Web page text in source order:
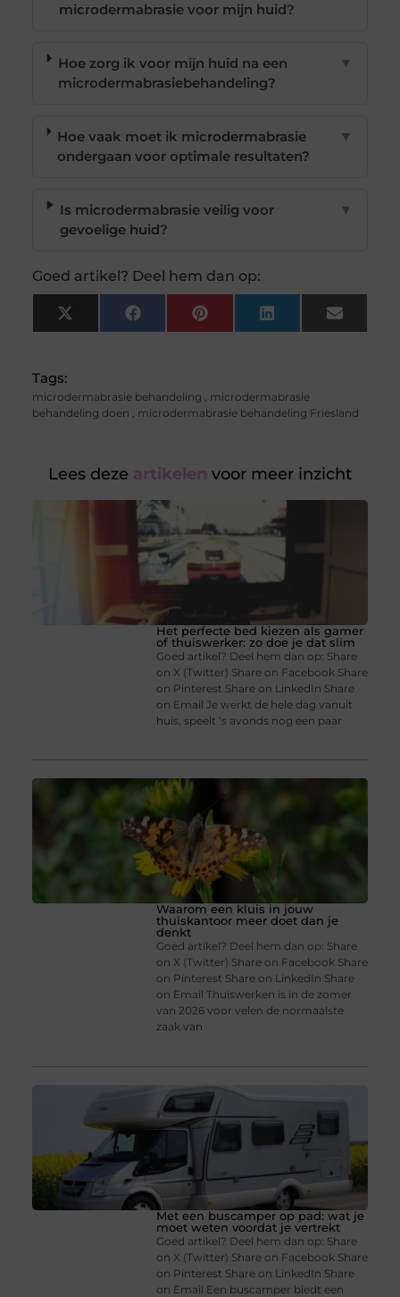
microdermabrasie voor mijn huid?
Hoe zorg ik voor mijn huid na een
microdermabrasiebehandeling?
▼
Hoe vaak moet ik microdermabrasie
ondergaan voor optimale resultaten?
▼
Is microdermabrasie veilig voor
gevoelige huid?
▼
Goed artikel? Deel hem dan op:
X
(Twitter)
FacebookPinterest LinkedIn Email
Tags:
microdermabrasie behandeling , microdermabrasie
behandeling doen , microdermabrasie behandeling Friesland
Lees deze artikelen voor meer inzicht
Het perfecte bed kiezen als gamer
of thuiswerker: zo doe je dat slim
Goed artikel? Deel hem dan op: Share
on X (Twitter) Share on Facebook Share
on Pinterest Share on LinkedIn Share
on Email Je werkt de hele dag vanuit
huis, speelt ’s avonds nog een paar
Waarom een kluis in jouw
thuiskantoor meer doet dan je
denkt
Goed artikel? Deel hem dan op: Share
on X (Twitter) Share on Facebook Share
on Pinterest Share on LinkedIn Share
on Email Thuiswerken is in de zomer
van 2026 voor velen de normaalste
zaak van
Met een buscamper op pad: wat je
moet weten voordat je vertrekt
Goed artikel? Deel hem dan op: Share
on X (Twitter) Share on Facebook Share
on Pinterest Share on LinkedIn Share
on Email Een buscamper biedt een